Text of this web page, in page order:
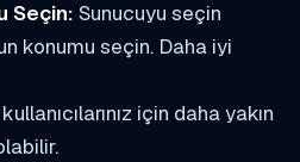
Seçin: Sunucuyu seçin
konumu seçin. Daha iyi
için daha yakın